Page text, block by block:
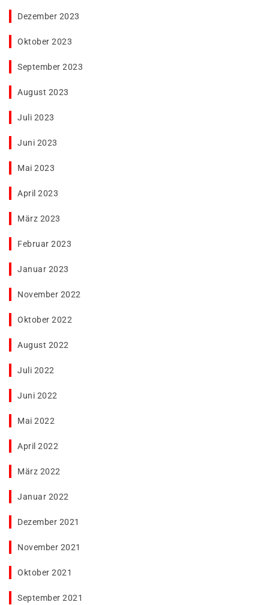
Dezember 2023
Oktober 2023
September 2023
August 2023
Juli 2023
Juni 2023
Mai 2023
April 2023
März 2023
Februar 2023
Januar 2023
November 2022
Oktober 2022
August 2022
Juli 2022
Juni 2022
Mai 2022
April 2022
März 2022
Januar 2022
Dezember 2021
November 2021
Oktober 2021
September 2021